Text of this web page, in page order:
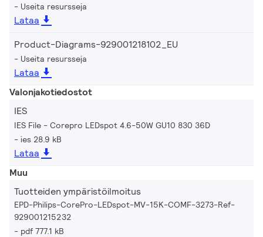
Useita resursseja
Lataa
Product-Diagrams-929001218102_EU
Useita resursseja
Lataa
Valonjakotiedostot
IES
IES File - Corepro LEDspot 4.6-50W GU10 830 36D
ies 28.9 kB
Lataa
Muu
Tuotteiden ympäristöilmoitus
EPD-Philips-CorePro-LEDspot-MV-15K-COMF-3273-Ref-
929001215232
pdf 777.1 kB